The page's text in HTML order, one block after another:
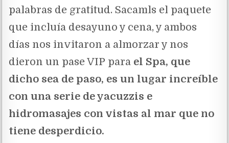
palabras de gratitud. Sacamls el paquete
que incluía desayuno y cena, y ambos
días nos invitaron a almorzar y nos
dieron un pase VIP para el Spa, que
dicho sea de paso, es un lugar increíble
con una serie de yacuzzis e
hidromasajes con vistas al mar que no
tiene desperdicio.